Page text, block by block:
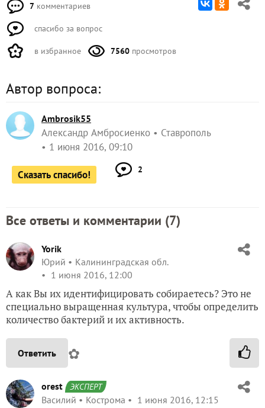
7 комментариев
спасибо за вопрос
в избранное 7560 просмотров
Автор вопроса:
Ambrosik55
Александр Амбросиенко
Ставрополь
1 июня 2016, 09:10
Сказать спасибо! 2
Все ответы и комментарии (7)
Yorik
Юрий
Калининградская обл.
1 июня 2016, 12:00
А как Вы их идентифицировать собираетесь? Это не
специально выращенная культура, чтобы определить
количество бактерий и их активность.
Ответить ✿
orest ЭКСПЕРТ
Василий Кострома 1 июня 2016, 12:15